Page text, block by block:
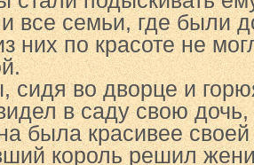
все семьи, где были
них по красоте не
сидя во дворце и
в саду свою
была красивее
король решил